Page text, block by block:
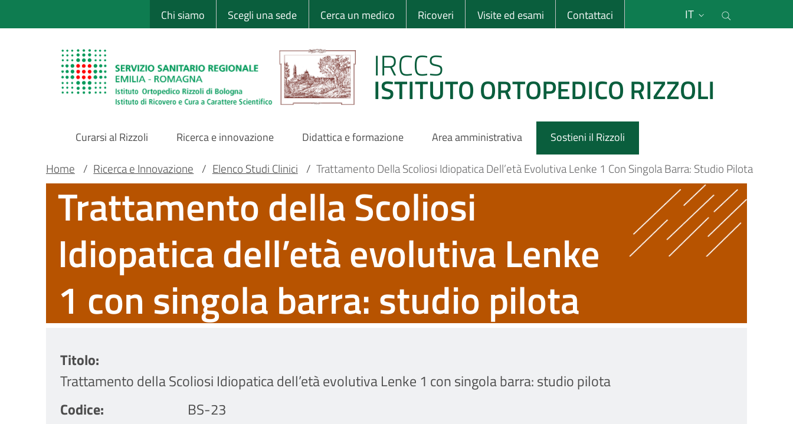
al
Sito Web Istituto Ortopedico Rizzoli
Chi siamo Scegli una sede Cerca un medico Ricoveri Visite ed esami Contattaci IT
IRCCS
ISTITUTO ORTOPEDICO RIZZOLI
Main
Navigation
Curarsi al Rizzoli Ricerca e innovazione Didattica e formazione Area amministrativa Sostieni il Rizzoli
Main container
Briciole
pane
Home / Ricerca e Innovazione / Elenco Studi Clinici / Trattamento Della Scoliosi Idiopatica Dell’età Evolutiva Lenke 1 Con Singola Barra: Studio Pilota
Trattamento della Scoliosi
Idiopatica dell’età evolutiva Lenke
1 con singola barra: studio pilota
Titolo
Trattamento della Scoliosi Idiopatica dell’età evolutiva Lenke 1 con singola barra: studio pilota
Codice
BS-23